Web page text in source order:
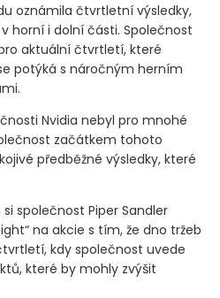
oznámila čtvrtletní výsledky,
horní i dolní části. Společnost
aktuální čtvrtletí, které
potýká s náročným herním
Nvidia nebyl pro mnohé
začátkem tohoto
předběžné výsledky, které
společnost Piper Sandler
na akcie s tím, že dno tržeb
kdy společnost uvede
které by mohly zvýšit